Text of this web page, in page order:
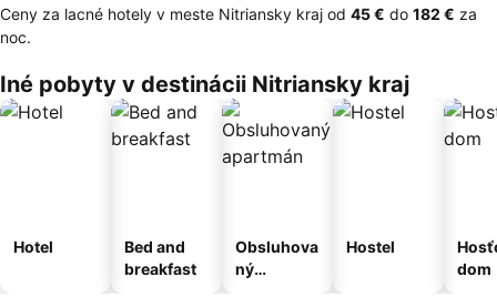
Ceny za lacné hotely v meste Nitriansky kraj od ‎45 € do ‎182 € za
noc.
Iné pobyty v destinácii Nitriansky kraj
Hotel
Bed and
breakfast
Obsluhova
ný
Hostel
dom